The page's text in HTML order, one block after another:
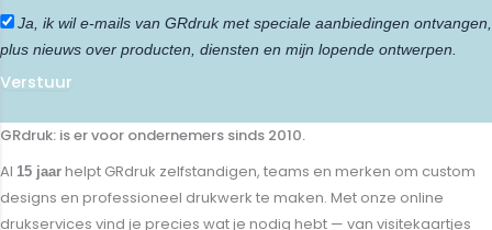
Ja, ik wil e-mails van GRdruk met speciale aanbiedingen ontvangen,
plus nieuws over producten, diensten en mijn lopende ontwerpen.
Verstuur
GRdruk: is er voor ondernemers sinds 2010.
Al 15 jaar helpt GRdruk zelfstandigen, teams en merken om custom
designs en professioneel drukwerk te maken. Met onze online
drukservices vind je precies wat je nodig hebt — van visitekaartjes